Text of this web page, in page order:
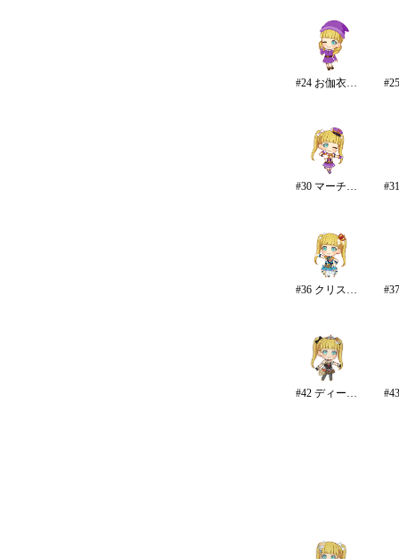
#24 お伽衣装・白雪姫
#30 マーチング☆メロディーズ
#36 クリスタルナイトパーティ
#42 ディープスカイ・ブレイズ